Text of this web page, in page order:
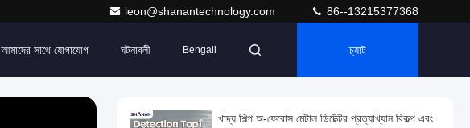
leon@shanantechnology.com 86--13215377368
আমাদের সাথে যোগাযোগ ঘটনাবলী Bengali চ্যাট
খাদ্য শিল্প অ-ফেরোস মেটাল ডিটেক্টর প্রত্যাখ্যান বিকল্প এবং